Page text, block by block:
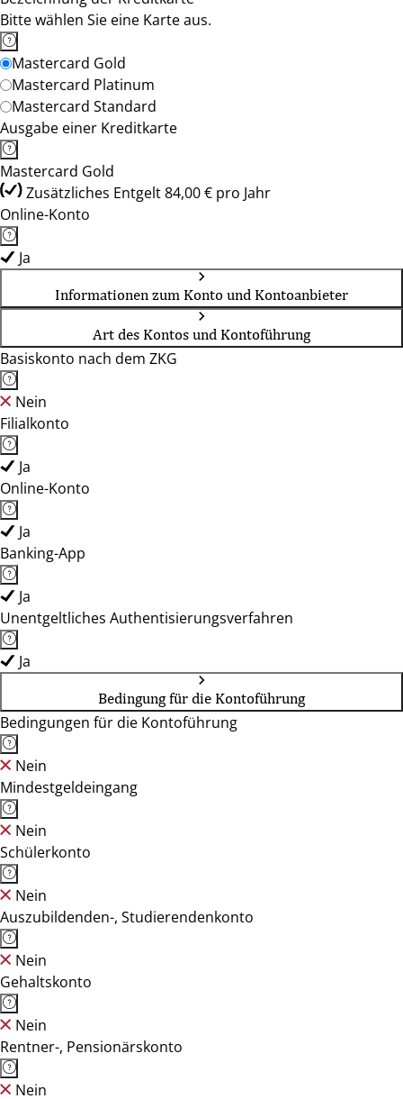
Bitte wählen Sie eine Karte aus.
Mastercard Gold
Mastercard Platinum
Mastercard Standard
Ausgabe einer Kreditkarte
Mastercard Gold
Zusätzliches Entgelt 84,00 € pro Jahr
Online-Konto
Ja
Informationen zum Konto und Kontoanbieter
Art des Kontos und Kontoführung
Basiskonto nach dem ZKG
Nein
Filialkonto
Ja
Online-Konto
Ja
Banking-App
Ja
Unentgeltliches Authentisierungsverfahren
Ja
Bedingung für die Kontoführung
Bedingungen für die Kontoführung
Nein
Mindestgeldeingang
Nein
Schülerkonto
Nein
Auszubildenden-, Studierendenkonto
Nein
Gehaltskonto
Nein
Rentner-, Pensionärskonto
Nein